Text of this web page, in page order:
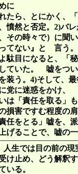
めに とる
たら、とにかく、
憤然と否定。2)バ
その時々で）に聞
てない』と 言う
駄目になると、「
ていた。 嘘をつ
装う。4)そして、
党に迷惑をかけ
は「責任を取る」
損害ですむ程度の
責任をとる」嘘を、
げることで、嘘の
人生では目の前の
け止め、どう解釈
いる。